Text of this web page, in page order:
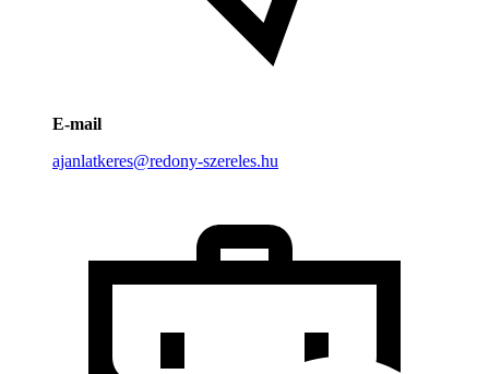
E-mail
ajanlatkeres@redony-szereles.hu